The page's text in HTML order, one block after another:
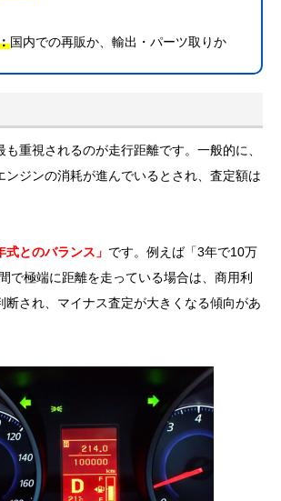
国内での再販か、輸出・パーツ取りか
重視されるのが走行距離です。一般的に、
ンジンの消耗が進んでいるとされ、査定額は
式とのバランス」 です。例えば「3年で10万
で極端に距離を走っている場合は、商用利
断され、マイナス査定が大きくなる傾向があ